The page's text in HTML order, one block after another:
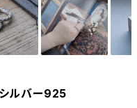
ルバー925